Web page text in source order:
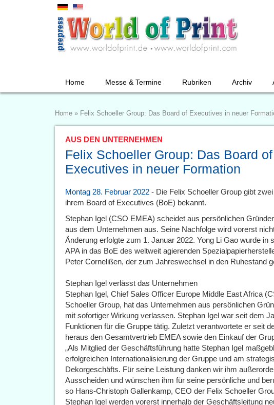
Home Messe & Termine Rubriken Archiv
Home » Felix Schoeller Group: Das Board of Executives in neuer
AUS DEN UNTERNEHMEN
Felix Schoeller Group: Das Board of
Executives in neuer Formation
Montag 28. Februar 2022 - Die Felix Schoeller Group gibt
ihrem Board of Executives (BoE) bekannt.
Stephan Igel (CSO EMEA) scheidet aus persönlichen
aus dem Unternehmen aus. Seine Nachfolge wird vorerst
Änderung erfolgte zum 1. Januar 2022. Yong Li Gao wurde in
APA in das BoE des weltweit agierenden
Peter Cornelißen, der zum Jahreswechsel in den Ruhestand
Stephan Igel verlässt das Unternehmen
Stephan Igel, Chief Sales Officer Europe Middle East Africa
Schoeller Group, hat das Unternehmen aus persönlichen
mit sofortiger Wirkung verlassen. Stephan Igel war seit dem
Funktionen für die Gruppe tätig. Zuletzt verantwortete er seit
heraus den Gesamtvertrieb EMEA sowie den Einkauf der
„Als Mitglied der Geschäftsführung hatte Stephan Igel
erfolgreichen Internationalisierung der Gruppe und am
Dekorgeschäfts. Für seine Leistung danken wir ihm
Ausscheiden und wünschen ihm für seine persönliche und
so Hans-Christoph Gallenkamp, CEO der Felix Schoeller
Stephan Igel werden vorerst innerhalb der Geschäftsleitung